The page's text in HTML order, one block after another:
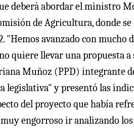
deberá abordar el ministro
de Agricultura, donde
"Hemos avanzado con
quiere llevar una propuesta
Muñoz (PPD) integrante
legislativa" y presentó las
del proyecto que había
muy engorroso ir analizando